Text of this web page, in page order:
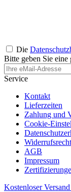
Die
Bitte geben Sie
Service
Kontakt
Lieferzeiten
Zahlung und
Cookie-
Widerrufsrecht
AGB
Impressum
Kostenloser